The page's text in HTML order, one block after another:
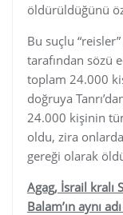
öldürüldüğünü
Bu suçlu
tarafından sözü
toplam 24.000
doğruya
24.000 kişinin
oldu, zira
gereği olarak
Agag, İsrail kralı
Balam’ın aynı